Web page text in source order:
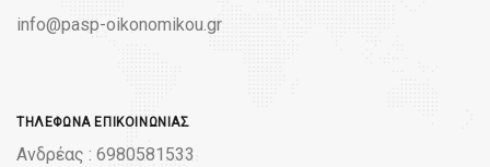
info@pasp-oikonomikou.gr
ΤΗΛΈΦΩΝΑ ΕΠΙΚΟΙΝΩΝΊΑΣ
Ανδρέας : 6980581533